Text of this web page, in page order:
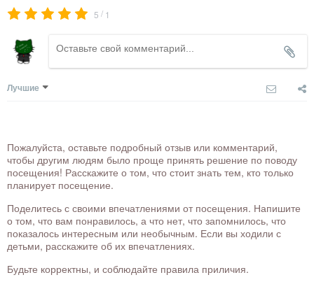
5 / 1
Лучшие
Пожалуйста, оставьте подробный отзыв или комментарий,
чтобы другим людям было проще принять решение по поводу
посещения! Расскажите о том, что стоит знать тем, кто только
планирует посещение.
Поделитесь с своими впечатлениями от посещения. Напишите
о том, что вам понравилось, а что нет, что запомнилось, что
показалось интересным или необычным. Если вы ходили с
детьми, расскажите об их впечатлениях.
Будьте корректны, и соблюдайте правила приличия.